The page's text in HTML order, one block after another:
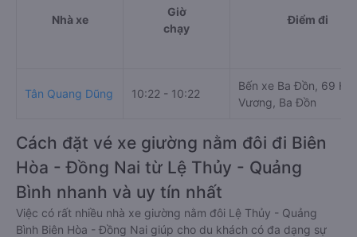
Nhà xe
Giờ
chạy
Điểm đi
Tân Quang Dũng 10:22 - 10:22
Bến xe Ba Đồn, 69
Vương, Ba Đồn
Cách đặt vé xe giường nằm đôi đi Biên
Hòa - Đồng Nai từ Lệ Thủy - Quảng
Bình nhanh và uy tín nhất
Việc có rất nhiều nhà xe giường nằm đôi Lệ Thủy - Quảng
Bình Biên Hòa - Đồng Nai giúp cho du khách có đa dạng sự